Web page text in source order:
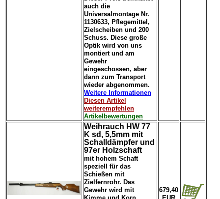
auch die
Universalmontage Nr.
1130633, Pflegemittel,
Zielscheiben und 200
Schuss. Diese große
Optik wird von uns
montiert und am
Gewehr
eingeschossen, aber
dann zum Transport
wieder abgenommen.
Weitere Informationen
Diesen Artikel
weiterempfehlen
Artikelbewertungen
Weihrauch HW 77
K sd, 5,5mm mit
Schalldämpfer und
97er Holzschaft
mit hohem Schaft
speziell für das
Schießen mit
Zielfernrohr. Das
Gewehr wird mit
679,40